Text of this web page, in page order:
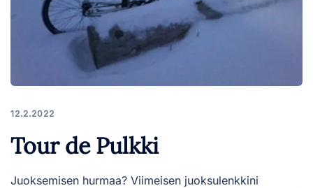
12.2.2022
Tour de Pulkki
Juoksemisen hurmaa? Viimeisen juoksulenkkini